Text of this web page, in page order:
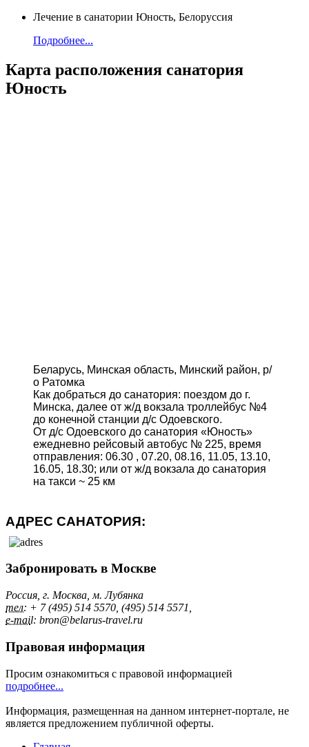
Лечение в санатории Юность, Белоруссия
Подробнее...
Карта расположения санатория
Юность
Беларусь, Минская область, Минский район, р/
о Ратомка
Как добраться до санатория: поездом до г.
Минска, далее от ж/д вокзала троллейбус №4
до конечной станции д/с Одоевского.
От д/с Одоевского до санатория «Юность»
ежедневно рейсовый автобус № 225, время
отправления: 06.30 , 07.20, 08.16, 11.05, 13.10,
16.05, 18.30; или от ж/д вокзала до санатория
на такси ~ 25 км
АДРЕС САНАТОРИЯ:
Забронировать в Москве
Россия, г. Москва, м. Лубянка
тел: + 7 (495) 514 5570, (495) 514 5571,
e-mail: bron@belarus-travel.ru
Правовая информация
Просим ознакомиться с правовой информацией
подробнее...
Информация, размещенная на данном интернет-портале, не
является предложением публичной оферты.